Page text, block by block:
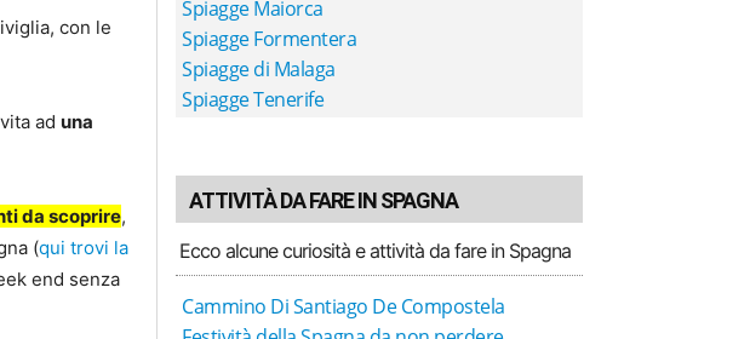
con le
ad una
da scoprire,
(qui trovi la
end senza
Spiagge Maiorca
Spiagge Formentera
Spiagge di Malaga
Spiagge Tenerife
ATTIVITÀ DA FARE IN SPAGNA
Ecco alcune curiosità e attività da fare in Spagna
Cammino Di Santiago De Compostela